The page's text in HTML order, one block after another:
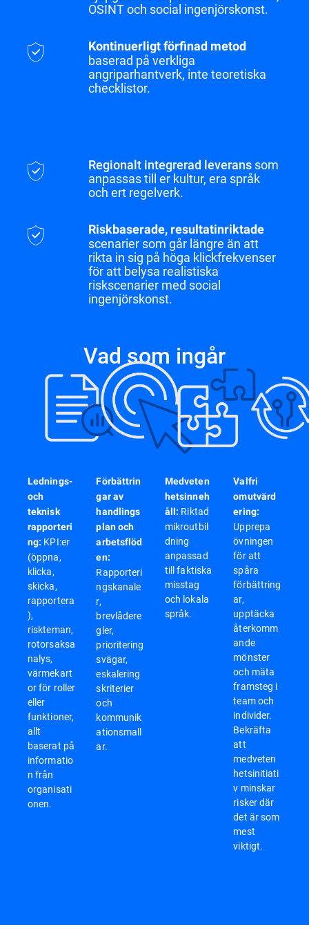
OSINT och social ingenjörskonst.
Kontinuerligt förfinad metod
baserad på verkliga
angriparhantverk, inte teoretiska
checklistor.
Regionalt integrerad leverans som
anpassas till er kultur, era språk
och ert regelverk.
Riskbaserade, resultatinriktade
scenarier som går längre än att
rikta in sig på höga klickfrekvenser
för att belysa realistiska
riskscenarier med social
ingenjörskonst.
Vad som ingår
Lednings-
och
teknisk
rapporteri
ng: KPI:er
(öppna,
klicka,
skicka,
rapportera
),
riskteman,
rotorsaksa
nalys,
värmekart
or för roller
eller
funktioner,
allt
baserat på
informatio
n från
organisati
onen.
Förbättrin
gar av
handlings
plan och
arbetsflöd
en:
Rapporteri
ngskanale
r,
brevlådere
gler,
prioritering
svägar,
eskalering
skriterier
och
kommunik
ationsmall
ar.
Medveten
hetsinneh
åll: Riktad
mikroutbil
dning
anpassad
till faktiska
misstag
och lokala
språk.
Valfri
omutvärd
ering:
Upprepa
övningen
för att
spåra
förbättring
ar,
upptäcka
återkomm
ande
mönster
och mäta
framsteg i
team och
individer.
Bekräfta
att
medveten
hetsinitiati
v minskar
risker där
det är som
mest
viktigt.